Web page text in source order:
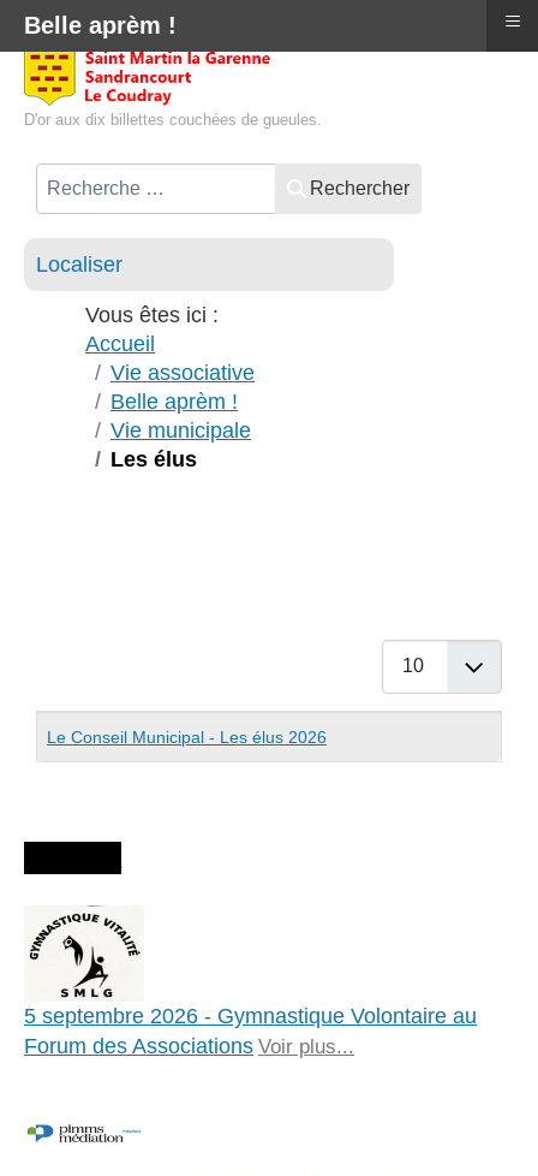
D'or aux dix billettes couchées de gueules.
Rechercher
Localiser
Vous êtes ici :
Accueil
Vie associative
Belle aprèm !
Vie municipale
Les élus
Titre
Le Conseil Municipal - Les élus 2026
5 septembre 2026 - Gymnastique Volontaire au
Forum des Associations Voir plus...
Belle aprèm ! ≡